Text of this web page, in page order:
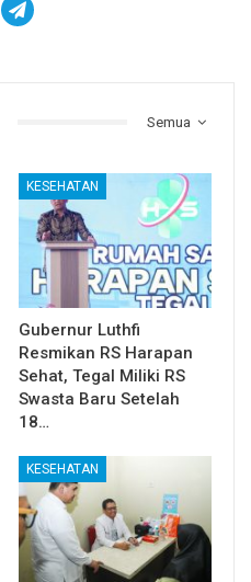
Semua
KESEHATAN
Gubernur Luthfi
Resmikan RS Harapan
Sehat, Tegal Miliki RS
Swasta Baru Setelah
18…
KESEHATAN